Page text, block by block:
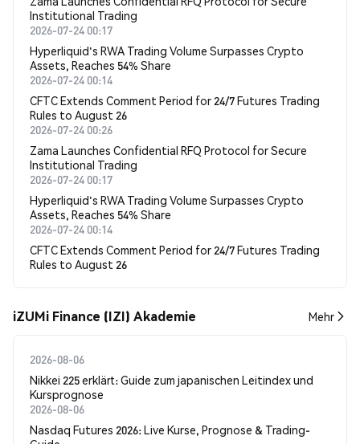
Institutional Trading
2026-07-24 00:17
Hyperliquid's RWA Trading Volume Surpasses Crypto
Assets, Reaches 54% Share
2026-07-24 00:14
CFTC Extends Comment Period for 24/7 Futures Trading
Rules to August 26
2026-07-24 00:26
Zama Launches Confidential RFQ Protocol for Secure
Institutional Trading
2026-07-24 00:17
Hyperliquid's RWA Trading Volume Surpasses Crypto
Assets, Reaches 54% Share
2026-07-24 00:14
CFTC Extends Comment Period for 24/7 Futures Trading
Rules to August 26
iZUMi Finance (IZI) Akademie Mehr
2026-08-06
Nikkei 225 erklärt: Guide zum japanischen Leitindex und
Kursprognose
2026-08-06
Nasdaq Futures 2026: Live Kurse, Prognose & Trading-